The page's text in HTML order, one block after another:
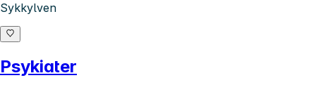
Sykkylven
Psykiater